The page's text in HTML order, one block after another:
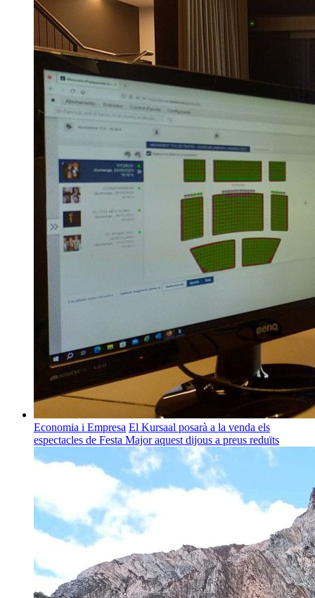
Economia i Empresa El Kursaal posarà a la venda els
espectacles de Festa Major aquest dijous a preus reduïts